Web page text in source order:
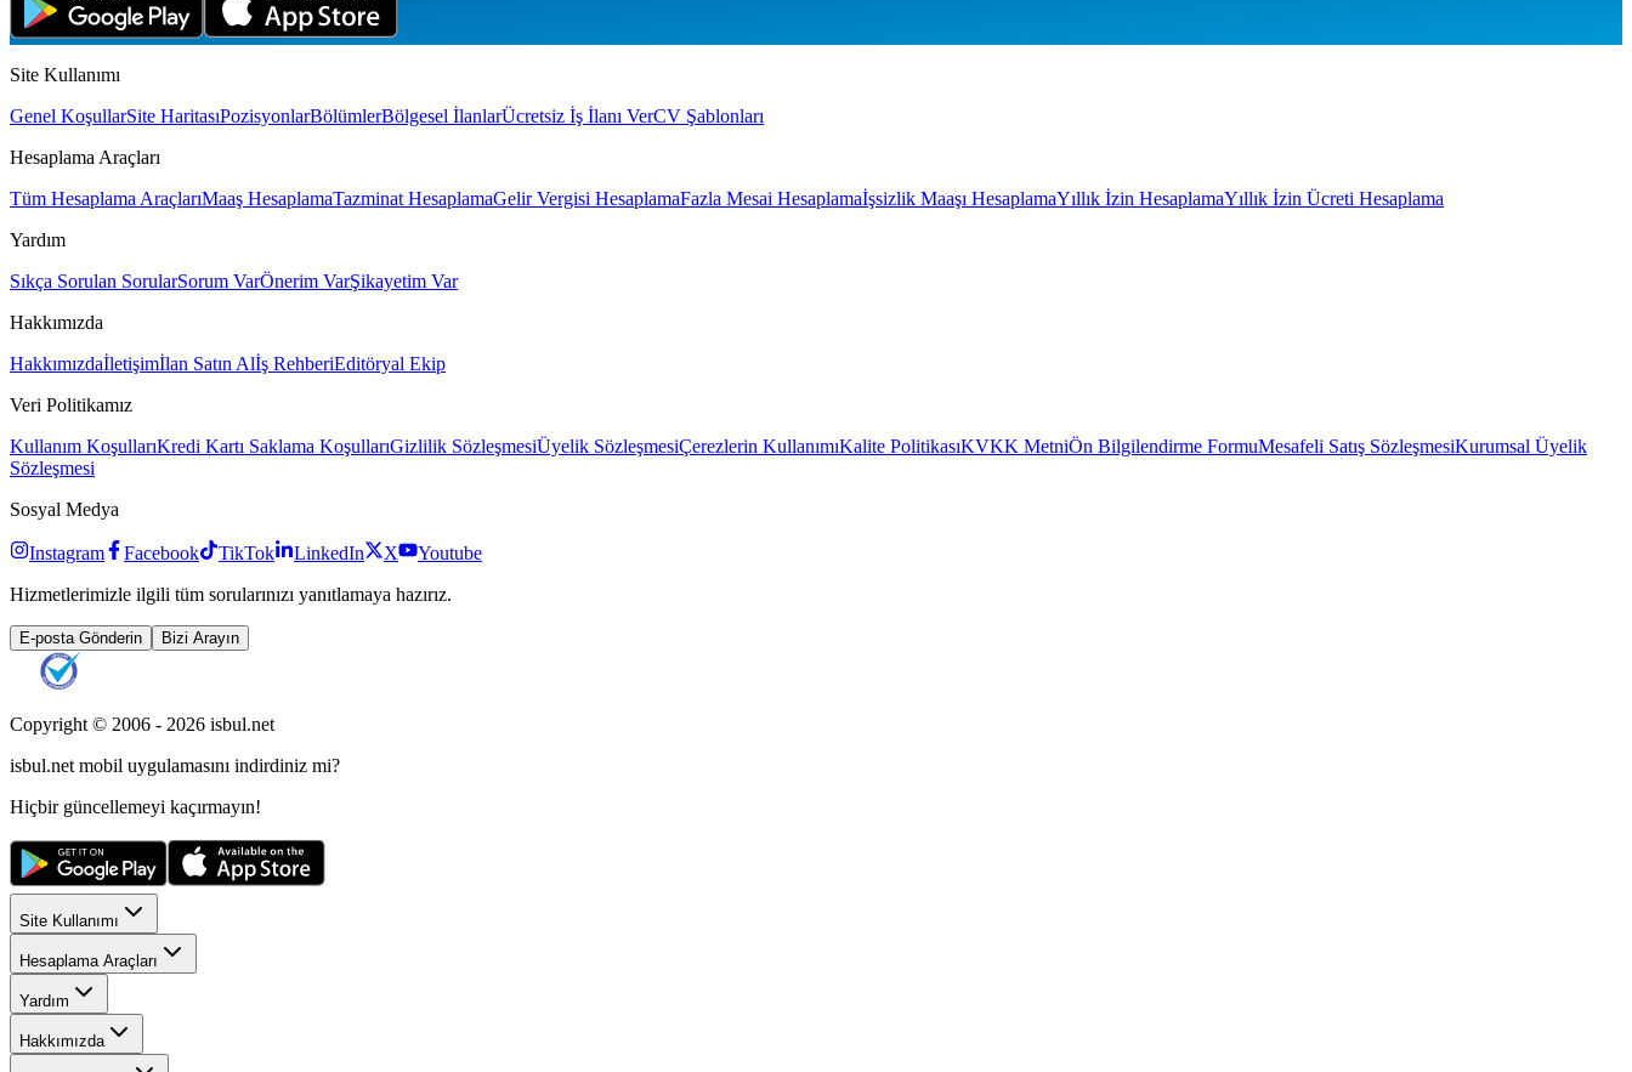
Site Kullanımı
Genel KoşullarSite HaritasıPozisyonlarBölümlerBölgesel İlanlarÜcretsiz İş İlanı VerCV Şablonları
Hesaplama Araçları
Tüm Hesaplama AraçlarıMaaş HesaplamaTazminat HesaplamaGelir Vergisi HesaplamaFazla Mesai Hesaplamaİşsizlik Maaşı HesaplamaYıllık İzin HesaplamaYıllık İzin Ücreti Hesaplama
Yardım
Sıkça Sorulan SorularSorum VarÖnerim VarŞikayetim Var
Hakkımızda
Hakkımızdaİletişimİlan Satın Alİş RehberiEditöryal Ekip
Veri Politikamız
Kullanım KoşullarıKredi Kartı Saklama KoşullarıGizlilik SözleşmesiÜyelik SözleşmesiÇerezlerin KullanımıKalite PolitikasıKVKK MetniÖn Bilgilendirme FormuMesafeli Satış SözleşmesiKurumsal Üyelik
Sözleşmesi
Sosyal Medya
Instagram Facebook TikTok LinkedIn X
Youtube
Hizmetlerimizle ilgili tüm sorularınızı yanıtlamaya hazırız.
E-posta Gönderin Bizi Arayın
Copyright © 2006 - 2026 isbul.net
isbul.net mobil uygulamasını indirdiniz mi?
Hiçbir güncellemeyi kaçırmayın!
Site Kullanımı
Hesaplama Araçları
Yardım
Hakkımızda